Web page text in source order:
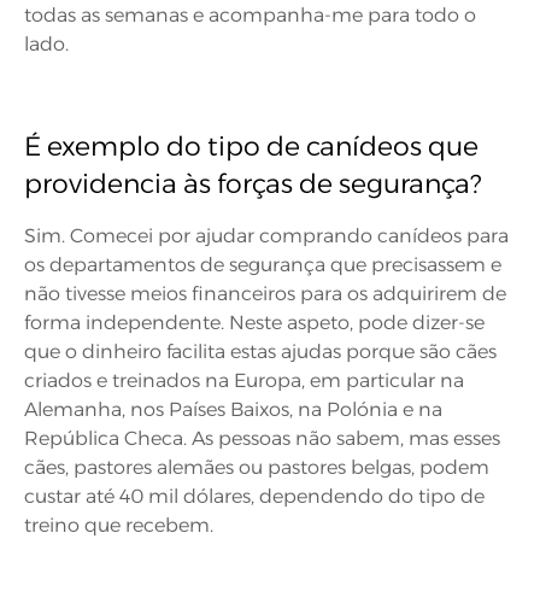
todas as semanas e acompanha-me para todo o
lado.
É exemplo do tipo de canídeos que
providencia às forças de segurança?
Sim. Comecei por ajudar comprando canídeos para
os departamentos de segurança que precisassem e
não tivesse meios financeiros para os adquirirem de
forma independente. Neste aspeto, pode dizer-se
que o dinheiro facilita estas ajudas porque são cães
criados e treinados na Europa, em particular na
Alemanha, nos Países Baixos, na Polónia e na
República Checa. As pessoas não sabem, mas esses
cães, pastores alemães ou pastores belgas, podem
custar até 40 mil dólares, dependendo do tipo de
treino que recebem.